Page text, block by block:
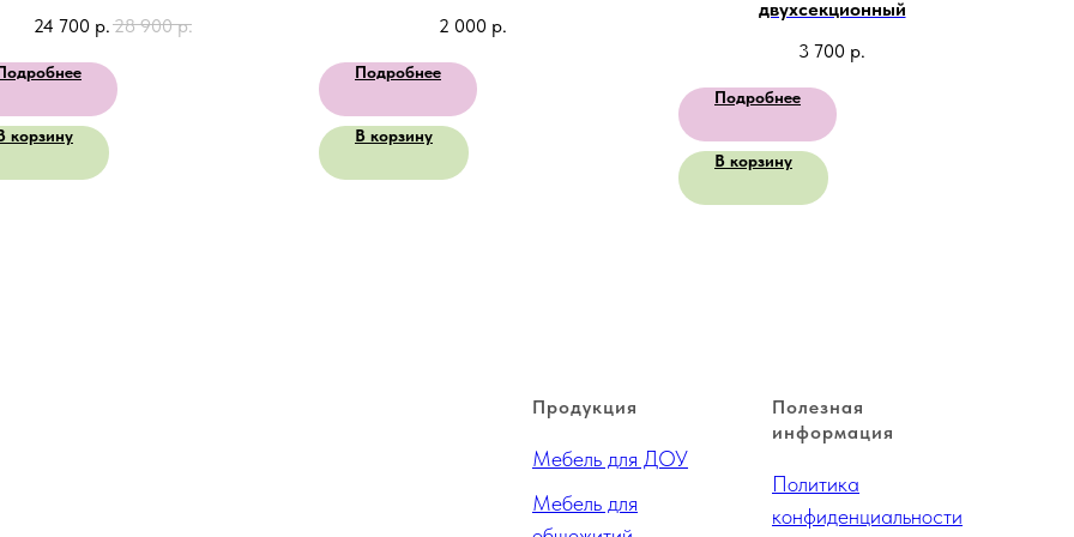
24 700 р.28 900 р.
корзину
2 000 р.
Подробнее
В корзину
двухсекционный
3 700 р.
Подробнее
В корзину
Продукция
Мебель для ДОУ
Мебель для
Полезная
информация
Политика
конфиденциальности